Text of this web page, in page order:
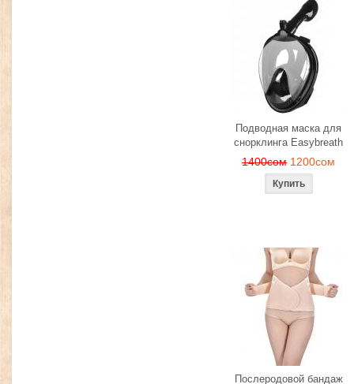
Подводная маска для
снорклинга Easybreath
1400сом 1200сом
Послеродовой бандаж